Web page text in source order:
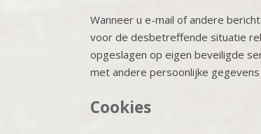
Wanneer u e-mail of andere
voor de desbetreffende situatie
opgeslagen op eigen beveiligde
met andere persoonlijke
Cookies